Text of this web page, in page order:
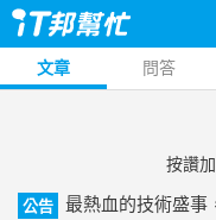
文章 問答
按讚
公告
最熱血的技術盛事